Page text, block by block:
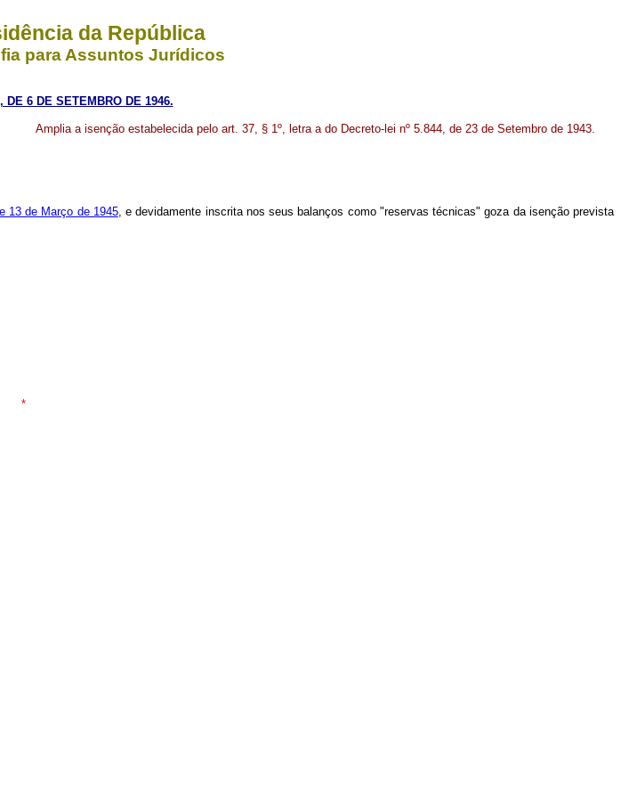
da República
para Assuntos Jurídicos
DE 6 DE SETEMBRO DE 1946.
Amplia a isenção estabelecida pelo art. 37, § 1º, letra a do Decreto-lei nº 5.844, de 23 de Setembro de 1943.
13 de Março de 1945, e devidamente inscrita nos seus balanços como "reservas técnicas" goza da isenção prevista
*